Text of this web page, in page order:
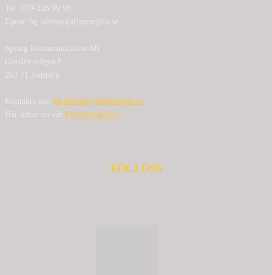
Tel: 070-226 99 95
Epost: bg.nilensjo[at]springlfa.se
Spring Kommunikation AB
Görslövsvägen 8
263 71 Jonstorp
Kontakta oss: bg.nilensjo[at]springlfa.se
Här hittar du vår Integritetspolicy
FÖLJ OSS